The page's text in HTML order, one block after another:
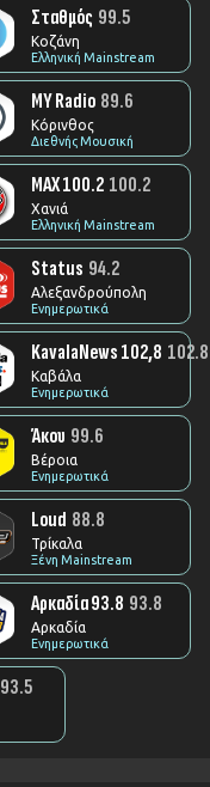
Σταθμός 99.5
Κοζάνη
Ελληνική Mainstream
MY Radio 89.6
Κόρινθος
Διεθνής Μουσική
MAX 100.2 100.2
Χανιά
Ελληνική Mainstream
Status 94.2
Αλεξανδρούπολη
Ενημερωτικά
KavalaNews 102,8 102.8
Καβάλα
Ενημερωτικά
Άκου 99.6
Βέροια
Ενημερωτικά
Loud 88.8
Τρίκαλα
Ξένη Mainstream
Αρκαδία 93.8 93.8
Αρκαδία
Ενημερωτικά
93.5